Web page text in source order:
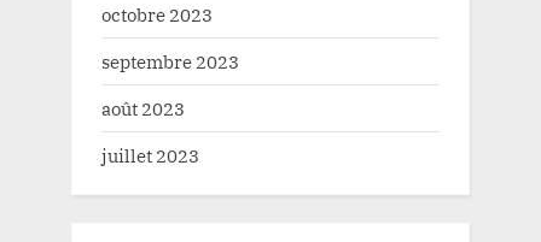
octobre 2023
septembre 2023
août 2023
juillet 2023